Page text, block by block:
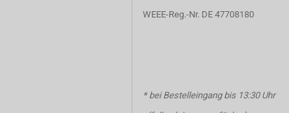
WEEE-Reg.-Nr. DE 47708180
* bei Bestelleingang bis 13:30 Uhr